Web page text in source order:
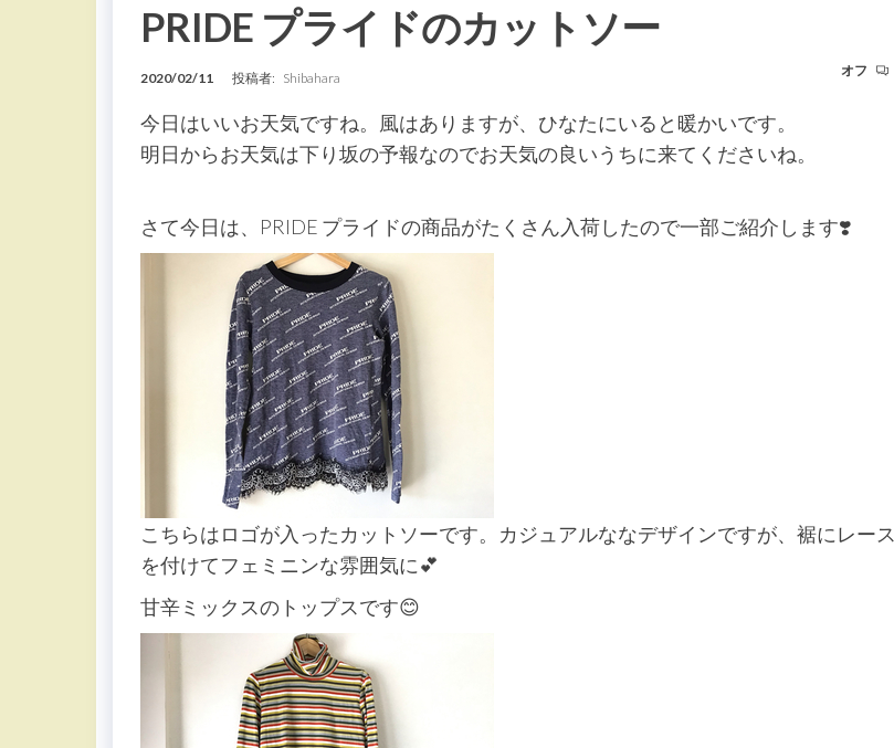
PRIDE プライドのカットソー
2020/02/11 投稿者: Shibahara オフ
今日はいいお天気ですね。風はありますが、ひなたにいると暖かいです。
明日からお天気は下り坂の予報なのでお天気の良いうちに来てくださいね。
さて今日は、PRIDE プライドの商品がたくさん入荷したので一部ご紹介します❣️
こちらはロゴが入ったカットソーです。カジュアルななデザインですが、裾にレース
を付けてフェミニンな雰囲気に💕
甘辛ミックスのトップスです😊